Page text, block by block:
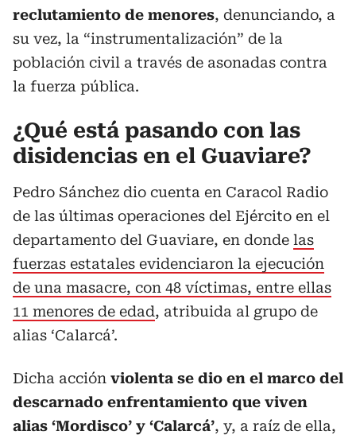
reclutamiento de menores, denunciando, a
su vez, la “instrumentalización” de la
población civil a través de asonadas contra
la fuerza pública.
¿Qué está pasando con las
disidencias en el Guaviare?
Pedro Sánchez dio cuenta en Caracol Radio
de las últimas operaciones del Ejército en el
departamento del Guaviare, en donde las
fuerzas estatales evidenciaron la ejecución
de una masacre, con 48 víctimas, entre ellas
11 menores de edad, atribuida al grupo de
alias ‘Calarcá’.
Dicha acción violenta se dio en el marco del
descarnado enfrentamiento que viven
alias ‘Mordisco’ y ‘Calarcá’, y, a raíz de ella,